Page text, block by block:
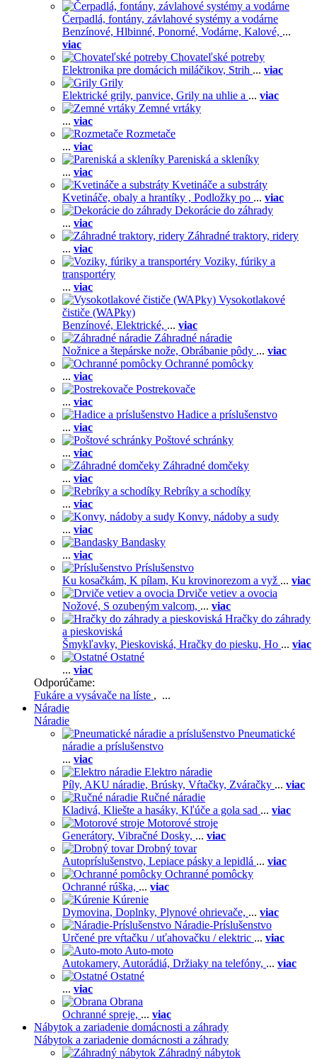
Čerpadlá, fontány, závlahové systémy a vodárne
Benzínové, Hlbinné, Ponorné, Vodárne, Kalové, ...
viac
Chovateľské potreby
Elektronika pre domácich miláčikov, Strih ... viac
Grily
Elektrické grily, panvice, Grily na uhlie a ... viac
Zemné vrtáky
... viac
Rozmetače
... viac
Pareniská a skleníky
... viac
Kvetináče a substráty
Kvetináče, obaly a hrantíky , Podložky po ... viac
Dekorácie do záhrady
... viac
Záhradné traktory, ridery
... viac
Voziky, fúriky a
transportéry
... viac
Vysokotlakové
čističe (WAPky)
Benzínové, Elektrické, ... viac
Záhradné náradie
Nožnice a štepárske nože, Obrábanie pôdy ... viac
Ochranné pomôcky
... viac
Postrekovače
... viac
Hadice a príslušenstvo
... viac
Poštové schránky
... viac
Záhradné domčeky
... viac
Rebríky a schodíky
... viac
Konvy, nádoby a sudy
... viac
Bandasky
... viac
Príslušenstvo
Ku kosačkám, K pílam, Ku krovinorezom a vyž ... viac
Drviče vetiev a ovocia
Nožové, S ozubeným valcom, ... viac
Hračky do záhrady
a pieskoviská
Šmykľavky, Pieskoviská, Hračky do piesku, Ho ... viac
Ostatné
... viac
Odporúčame:
Fukáre a vysávače na líste , ...
Náradie
Náradie
Pneumatické
náradie a príslušenstvo
... viac
Elektro náradie
Píly, AKU náradie, Brúsky, Vŕtačky, Zváračky ... viac
Ručné náradie
Kladivá, Kliešte a hasáky, Kľúče a gola sad ... viac
Motorové stroje
Generátory, Vibračné Dosky, ... viac
Drobný tovar
Autopríslušenstvo, Lepiace pásky a lepidlá ... viac
Ochranné pomôcky
Ochranné rúška, ... viac
Kúrenie
Dymovina, Doplnky, Plynové ohrievače, ... viac
Náradie-Príslušenstvo
Určené pre vŕtačku / uťahovačku / elektric ... viac
Auto-moto
Autokamery, Autorádiá, Držiaky na telefóny, ... viac
Ostatné
... viac
Obrana
Ochranné spreje, ... viac
Nábytok a zariadenie domácnosti a záhrady
Nábytok a zariadenie domácnosti a záhrady
Záhradný nábytok